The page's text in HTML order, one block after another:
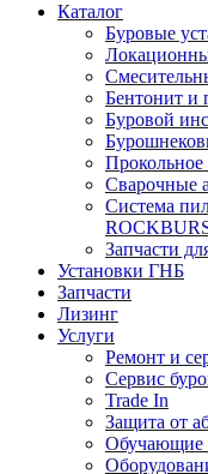
Каталог
Буровые
Бентонит и
Буровой
Прокольное
Сварочные
Система
Запчасти
Установки ГНБ
Запчасти
Лизинг
Услуги
Ремонт и
Сервис
Trade In
Защита от
Обучающие